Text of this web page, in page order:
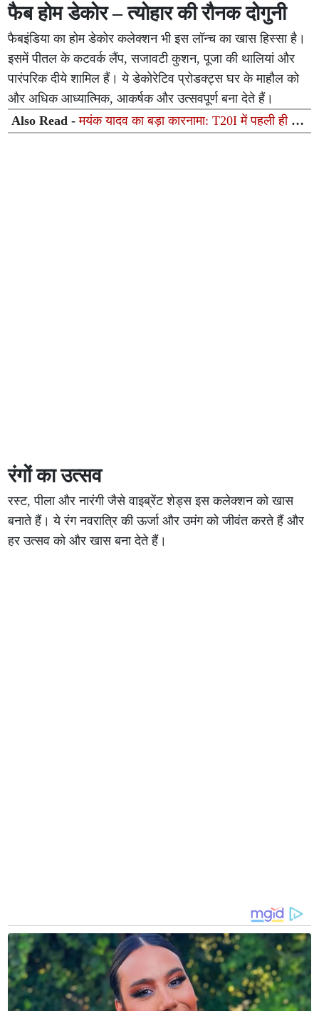
फैब होम डेकोर – त्योहार की रौनक दोगुनी
फैबइंडिया का होम डेकोर कलेक्शन भी इस लॉन्च का खास हिस्सा है।
इसमें पीतल के कटवर्क लैंप, सजावटी कुशन, पूजा की थालियां और
पारंपरिक दीये शामिल हैं। ये डेकोरेटिव प्रोडक्ट्स घर के माहौल को
और अधिक आध्यात्मिक, आकर्षक और उत्सवपूर्ण बना देते हैं।
Also Read -मयंक यादव का बड़ा कारनामा: T20I में पहली ही गेंद
पर चटकाया विकेट, भुवनेश्वर कुमार के ऐतिहासिक रिकॉर्ड की
रंगों का उत्सव
रस्ट, पीला और नारंगी जैसे वाइब्रेंट शेड्स इस कलेक्शन को खास
बनाते हैं। ये रंग नवरात्रि की ऊर्जा और उमंग को जीवंत करते हैं और
हर उत्सव को और खास बना देते हैं।